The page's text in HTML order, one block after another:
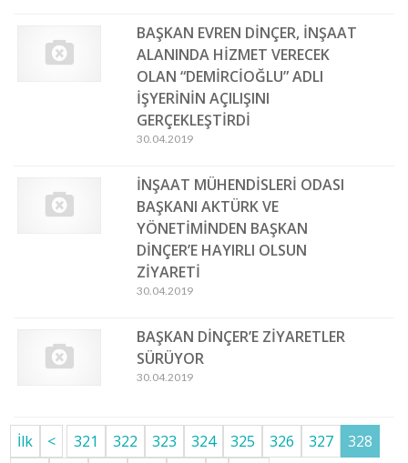
BAŞKAN EVREN DİNÇER, İNŞAAT
ALANINDA HİZMET VERECEK
OLAN “DEMİRCİOĞLU” ADLI
İŞYERİNİN AÇILIŞINI
GERÇEKLEŞTİRDİ
30.04.2019
İNŞAAT MÜHENDİSLERİ ODASI
BAŞKANI AKTÜRK VE
YÖNETİMİNDEN BAŞKAN
DİNÇER’E HAYIRLI OLSUN
ZİYARETİ
30.04.2019
BAŞKAN DİNÇER’E ZİYARETLER
SÜRÜYOR
30.04.2019
İlk < 321 322 323 324 325 326 327
328